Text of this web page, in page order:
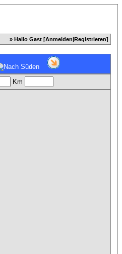
» Hallo Gast [Anmelden|Registrieren]
Km